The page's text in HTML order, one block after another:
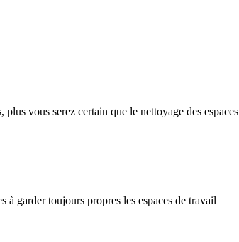
vous serez certain que le nettoyage des espaces
à garder toujours propres les espaces de travail